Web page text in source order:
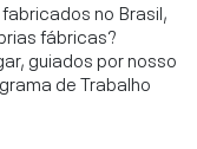
no Brasil,
fábricas?
guiados por nosso
de Trabalho